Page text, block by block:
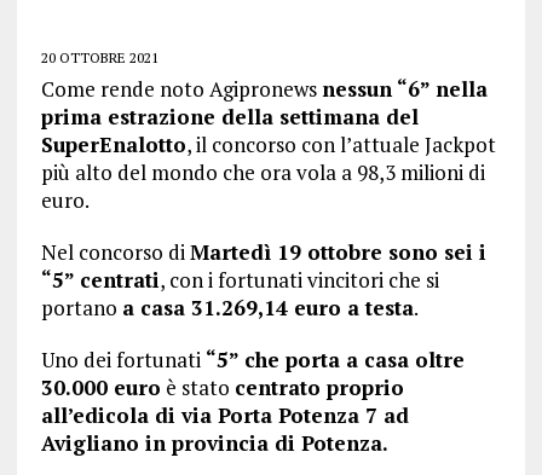
20 OTTOBRE 2021
Come rende noto Agipronews nessun “6” nella
prima estrazione della settimana del
SuperEnalotto, il concorso con l’attuale Jackpot
più alto del mondo che ora vola a 98,3 milioni di
euro.
Nel concorso diMartedì 19 ottobre sono sei i
“5” centrati, con i fortunati vincitori che si
portano a casa 31.269,14 euro a testa.
Uno dei fortunati “5” che porta a casa oltre
30.000 euro è stato centrato proprio
all’edicola di via Porta Potenza 7 ad
Avigliano in provincia di Potenza.